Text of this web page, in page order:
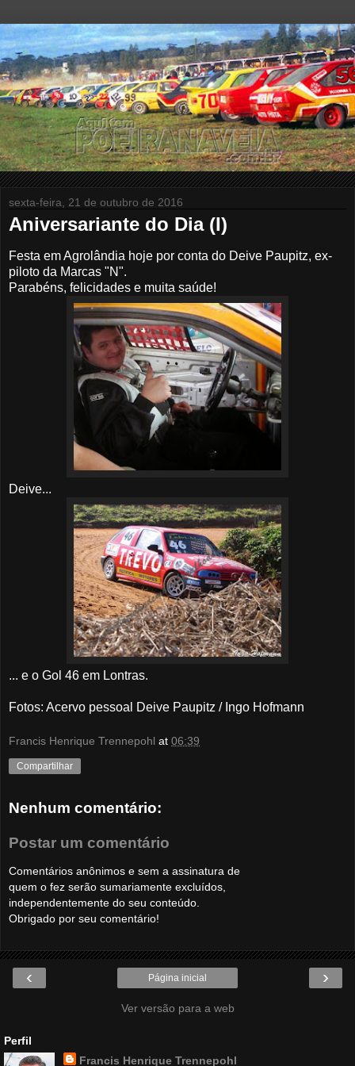
sexta-feira, 21 de outubro de 2016
Aniversariante do Dia (I)
Festa em Agrolândia hoje por conta do Deive Paupitz, ex-
piloto da Marcas "N".
Parabéns, felicidades e muita saúde!
Deive...
... e o Gol 46 em Lontras.
Fotos: Acervo pessoal Deive Paupitz / Ingo Hofmann
Francis Henrique Trennepohl at 06:39
Compartilhar
Nenhum comentário:
Postar um comentário
Comentários anônimos e sem a assinatura de
quem o fez serão sumariamente excluídos,
independentemente do seu conteúdo.
Obrigado por seu comentário!
‹ ›
Página inicial
Ver versão para a web
Perfil
Francis Henrique Trennepohl